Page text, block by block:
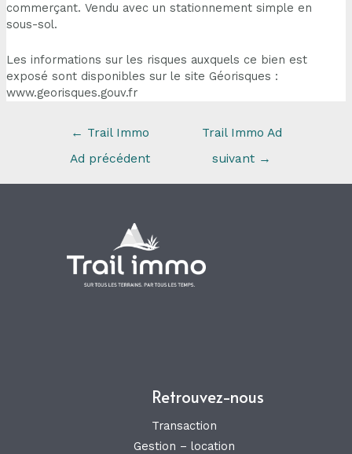
commerçant. Vendu avec un stationnement simple en
sous-sol.
Les informations sur les risques auxquels ce bien est
exposé sont disponibles sur le site Géorisques :
www.georisques.gouv.fr
← Trail Immo
Ad précédent
Trail Immo Ad
suivant →
Retrouvez-nous
Transaction
Gestion – location